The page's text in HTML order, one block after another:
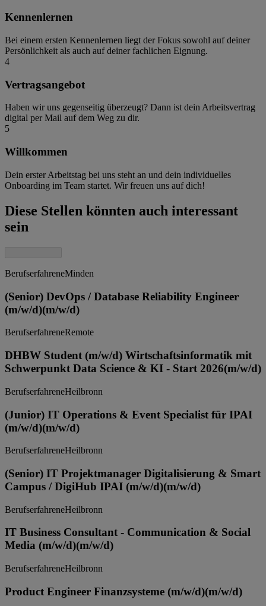
Kennenlernen
Bei einem ersten Kennenlernen liegt der Fokus sowohl auf deiner
Persönlichkeit als auch auf deiner fachlichen Eignung.
4
Vertragsangebot
Haben wir uns gegenseitig überzeugt? Dann ist dein Arbeitsvertrag
digital per Mail auf dem Weg zu dir.
5
Willkommen
Dein erster Arbeitstag bei uns steht an und dein individuelles
Onboarding im Team startet. Wir freuen uns auf dich!
Diese Stellen könnten auch interessant
sein
BerufserfahreneMinden
(Senior) DevOps / Database Reliability Engineer
(m/w/d)(m/w/d)
BerufserfahreneRemote
DHBW Student (m/w/d) Wirtschaftsinformatik mit
Schwerpunkt Data Science & KI - Start 2026(m/w/d)
BerufserfahreneHeilbronn
(Junior) IT Operations & Event Specialist für IPAI
(m/w/d)(m/w/d)
BerufserfahreneHeilbronn
(Senior) IT Projektmanager Digitalisierung & Smart
Campus / DigiHub IPAI (m/w/d)(m/w/d)
BerufserfahreneHeilbronn
IT Business Consultant - Communication & Social
Media (m/w/d)(m/w/d)
BerufserfahreneHeilbronn
Product Engineer Finanzsysteme (m/w/d)(m/w/d)